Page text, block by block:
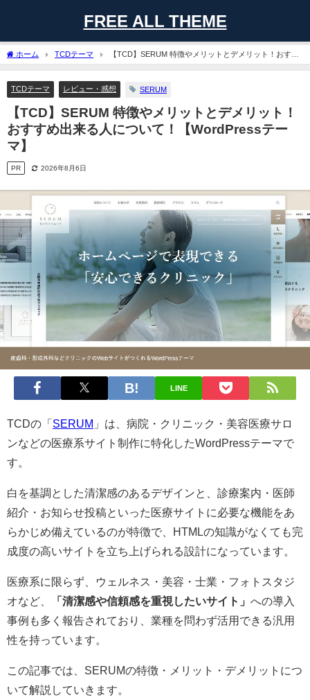
FREE ALL THEME
ホーム TCDテーマ
【TCD】SERUM 特徴やメリットとデメリット！おすす
め出来る人について！【WordPressテーマ】
TCDテーマ レビュー・感想 SERUM
【TCD】SERUM 特徴やメリットとデメリット！
おすすめ出来る人について！【WordPressテー
マ】
PR 2026年8月6日
LINE
TCDの「 SERUM 」は、病院・クリニック・美容医療サロ
ンなどの医療系サイト制作に特化したWordPressテーマで
す。
白を基調とした清潔感のあるデザインと、診療案内・医師
紹介・お知らせ投稿といった医療サイトに必要な機能をあ
らかじめ備えているのが特徴で、HTMLの知識がなくても完
成度の高いサイトを立ち上げられる設計になっています。
医療系に限らず、ウェルネス・美容・士業・フォトスタジ
オなど、
「清潔感や信頼感を重視したいサイト」 への導入
事例も多く報告されており、業種を問わず活用できる汎用
性を持っています。
この記事では、SERUMの特徴・メリット・デメリットにつ
いて解説していきます。